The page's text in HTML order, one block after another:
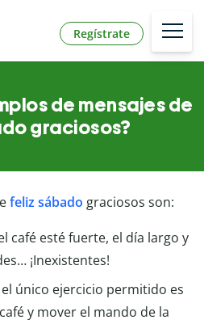
Regístrate
de mensajes de
graciosos?
feliz sábado graciosos son:
café esté fuerte, el día largo y
¡Inexistentes!
el único ejercicio permitido es
y mover el mando de la